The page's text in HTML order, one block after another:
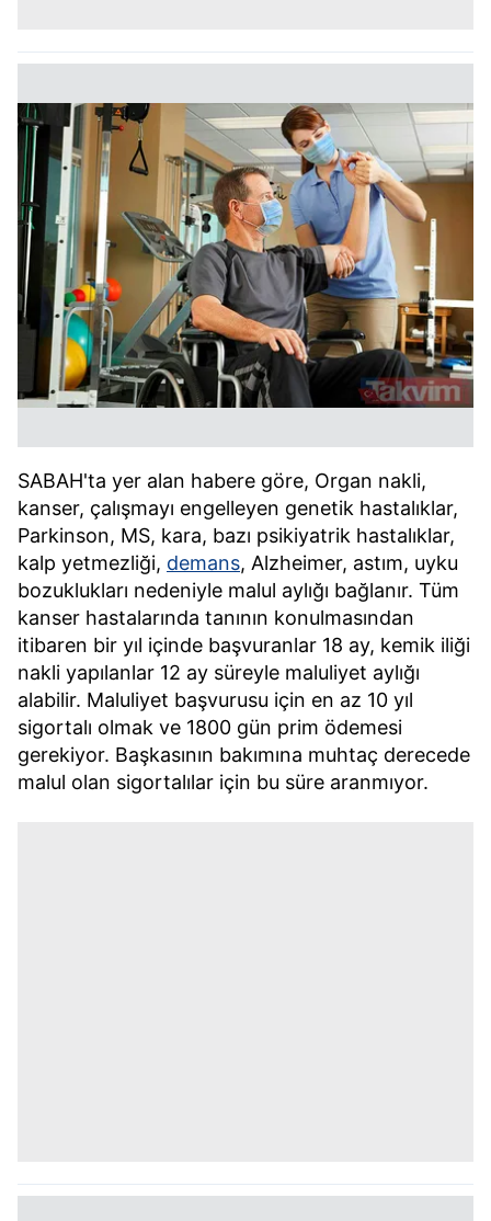
SABAH'ta yer alan habere göre, Organ nakli,
kanser, çalışmayı engelleyen genetik hastalıklar,
Parkinson, MS, kara, bazı psikiyatrik hastalıklar,
kalp yetmezliği, demans, Alzheimer, astım, uyku
bozuklukları nedeniyle malul aylığı bağlanır. Tüm
kanser hastalarında tanının konulmasından
itibaren bir yıl içinde başvuranlar 18 ay, kemik iliği
nakli yapılanlar 12 ay süreyle maluliyet aylığı
alabilir. Maluliyet başvurusu için en az 10 yıl
sigortalı olmak ve 1800 gün prim ödemesi
gerekiyor. Başkasının bakımına muhtaç derecede
malul olan sigortalılar için bu süre aranmıyor.